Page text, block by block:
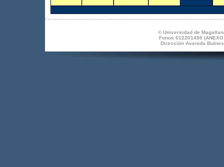
© Universidad de
Fonos 612201450
Dirección Avenida